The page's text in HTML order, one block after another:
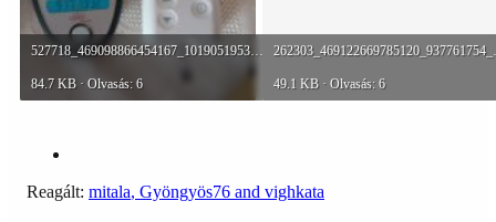
527718_469098866454167_1019051953_n.jpg
84.7 KB · Olvasás: 6 49.1 KB · Olvasás: 6
Reagált: mitala, Gyöngyös76 and vighkata